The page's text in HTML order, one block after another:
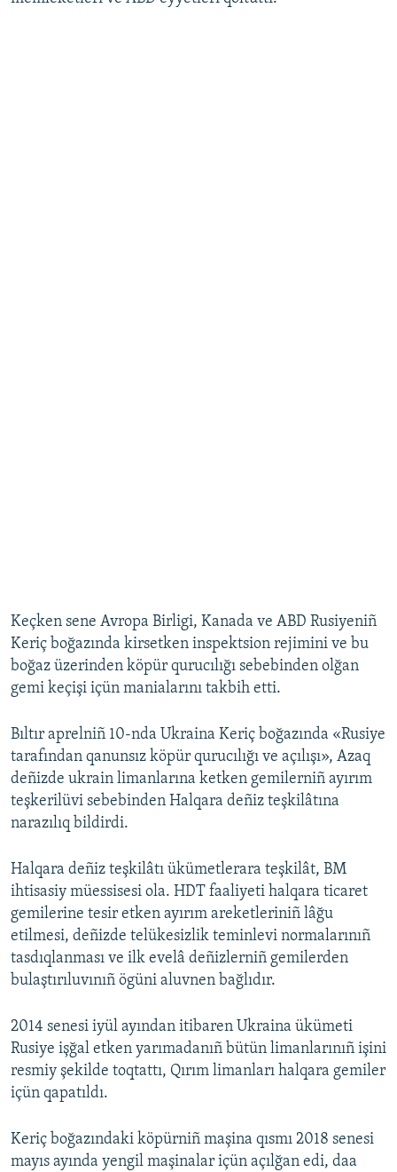
Keçken sene Avropa Birligi, Kanada ve ABD Rusiyeniñ
Keriç boğazında kirsetken inspektsion rejimini ve bu
boğaz üzerinden köpür qurucılığı sebebinden olğan
gemi keçişi içün manialarını takbih etti.
Bıltır aprelniñ 10-nda Ukraina Keriç boğazında «Rusiye
tarafından qanunsız köpür qurucılığı ve açılışı», Azaq
deñizde ukrain limanlarına ketken gemilerniñ ayırım
teşkerilüvi sebebinden Halqara deñiz teşkilâtına
narazılıq bildirdi.
Halqara deñiz teşkilâtı ükümetlerara teşkilât, BM
ihtisasiy müessisesi ola. HDT faaliyeti halqara ticaret
gemilerine tesir etken ayırım areketleriniñ lâğu
etilmesi, deñizde telükesizlik teminlevi normalarınıñ
tasdıqlanması ve ilk evelâ deñizlerniñ gemilerden
bulaştırıluvınıñ ögüni aluvnen bağlıdır.
2014 senesi iyül ayından itibaren Ukraina ükümeti
Rusiye işğal etken yarımadanıñ bütün limanlarınıñ işini
resmiy şekilde toqtattı, Qırım limanları halqara gemiler
içün qapatıldı.
Keriç boğazındaki köpürniñ maşina qısmı 2018 senesi
mayıs ayında yengil maşinalar içün açılğan edi, daa